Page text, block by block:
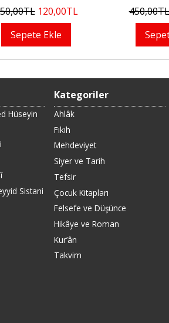
,00TL 120,00TL
Sepete Ekle
450,00TL
Hüseyin
Sistani
Kategoriler
Ahlâk
Fıkıh
Mehdeviyet
Siyer ve Tarih
Tefsir
Çocuk Kitapları
Felsefe ve Düşünce
Hikâye ve Roman
Kur’ân
Takvim